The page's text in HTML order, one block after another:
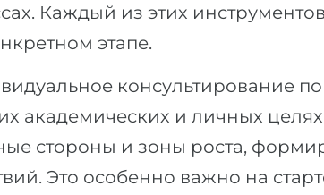
Каждый из этих
этапе.
консультирование
академических и личных
стороны и зоны роста,
Это особенно важно на